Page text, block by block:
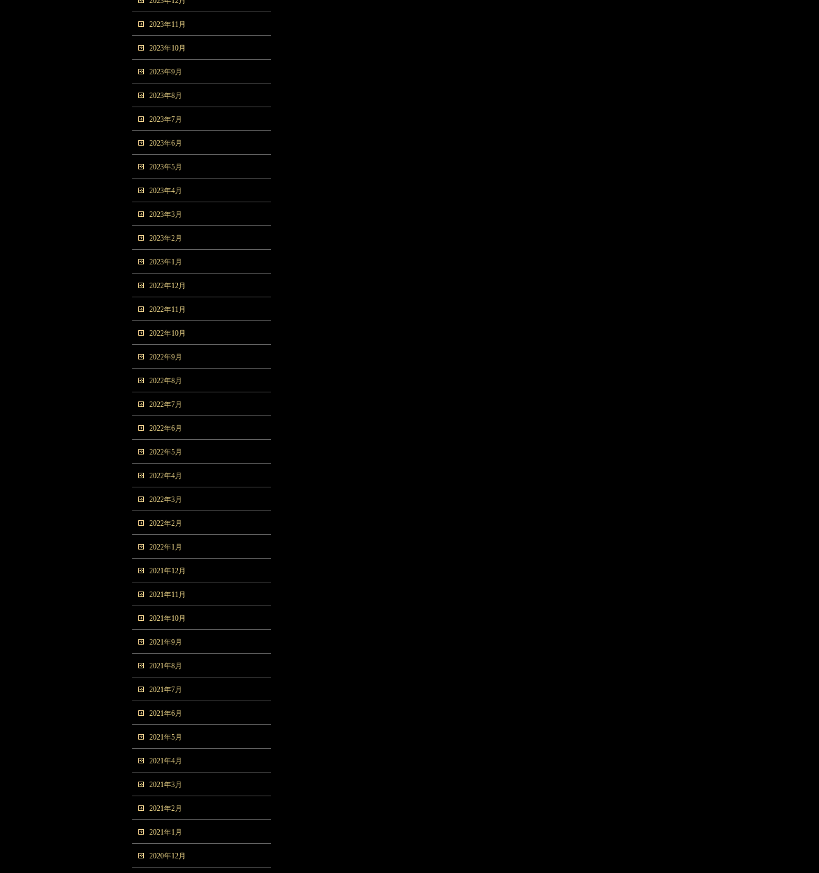
2023年11月
2023年10月
2023年9月
2023年8月
2023年7月
2023年6月
2023年5月
2023年4月
2023年3月
2023年2月
2023年1月
2022年12月
2022年11月
2022年10月
2022年9月
2022年8月
2022年7月
2022年6月
2022年5月
2022年4月
2022年3月
2022年2月
2022年1月
2021年12月
2021年11月
2021年10月
2021年9月
2021年8月
2021年7月
2021年6月
2021年5月
2021年4月
2021年3月
2021年2月
2021年1月
2020年12月